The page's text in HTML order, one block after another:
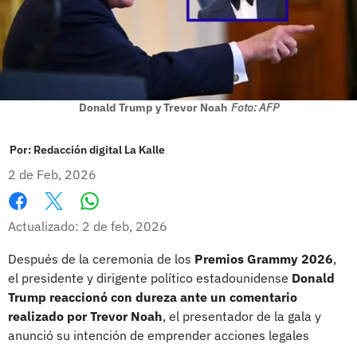
Donald Trump y Trevor Noah Foto: AFP
Por: Redacción digital La Kalle
2 de Feb, 2026
Facebook
X
Actualizado: 2 de feb, 2026
Después de la ceremonia de los Premios Grammy 2026,
el presidente y dirigente político estadounidense Donald
Trump reaccionó con dureza ante un comentario
realizado por Trevor Noah, el presentador de la gala y
anunció su intención de emprender acciones legales